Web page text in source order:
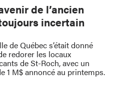
de l’ancien
incertain
de Québec s’était donné
redorer les locaux
de St-Roch, avec un
1 M$ annoncé au printemps.